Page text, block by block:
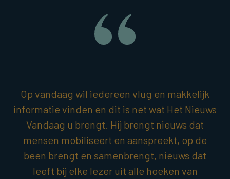
Op vandaag wil iedereen vlug en makkelijk
informatie vinden en dit is net wat Het Nieuws
Vandaag u brengt. Hij brengt nieuws dat
mensen mobiliseert en aanspreekt, op de
been brengt en samenbrengt, nieuws dat
leeft bij elke lezer uit alle hoeken van